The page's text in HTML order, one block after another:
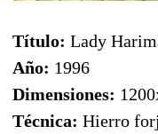
Título: Lady
Año: 1996
Dimensiones:
Técnica: Hierro